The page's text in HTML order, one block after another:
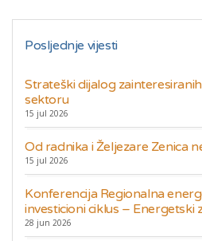
Posljednje vijesti
Strateški dijalog
sektoru
15 jul 2026
Od radnika i Željezare Zenica
15 jul 2026
Konferencija Regionalna
investicioni ciklus – Energetski
28 jun 2026